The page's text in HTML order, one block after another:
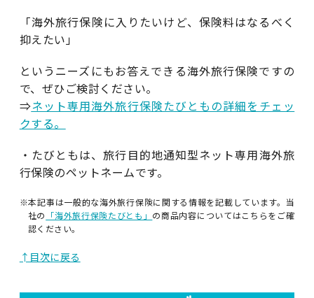
「海外旅行保険に入りたいけど、保険料はなるべく
抑えたい」
というニーズにもお答えできる海外旅行保険ですの
で、ぜひご検討ください。
⇒ネット専用海外旅行保険たびともの詳細をチェッ
クする。
・たびともは、旅行目的地通知型ネット専用海外旅
行保険のペットネームです。
※本記事は一般的な海外旅行保険に関する情報を記載しています。当
社の 「海外旅行保険たびとも」 の商品内容についてはこちらをご確
認ください。
↑目次に戻る